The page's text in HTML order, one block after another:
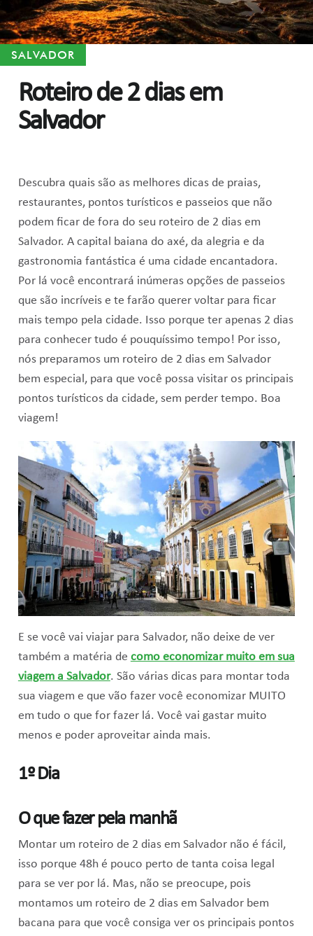
SALVADOR
Roteiro de 2 dias em
Salvador
Descubra quais são as melhores dicas de praias,
restaurantes, pontos turísticos e passeios que não
podem ficar de fora do seu roteiro de 2 dias em
Salvador. A capital baiana do axé, da alegria e da
gastronomia fantástica é uma cidade encantadora.
Por lá você encontrará inúmeras opções de passeios
que são incríveis e te farão querer voltar para ficar
mais tempo pela cidade. Isso porque ter apenas 2 dias
para conhecer tudo é pouquíssimo tempo! Por isso,
nós preparamos um roteiro de 2 dias em Salvador
bem especial, para que você possa visitar os principais
pontos turísticos da cidade, sem perder tempo. Boa
viagem!
E se você vai viajar para Salvador, não deixe de ver
também a matéria de como economizar muito em sua
viagem a Salvador. São várias dicas para montar toda
sua viagem e que vão fazer você economizar MUITO
em tudo o que for fazer lá. Você vai gastar muito
menos e poder aproveitar ainda mais.
1º Dia
O que fazer pela manhã
Montar um roteiro de 2 dias em Salvador não é fácil,
isso porque 48h é pouco perto de tanta coisa legal
para se ver por lá. Mas, não se preocupe, pois
montamos um roteiro de 2 dias em Salvador bem
bacana para que você consiga ver os principais pontos